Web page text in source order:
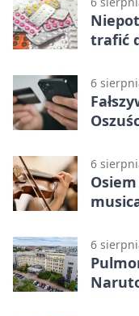
trafić
6
6
6